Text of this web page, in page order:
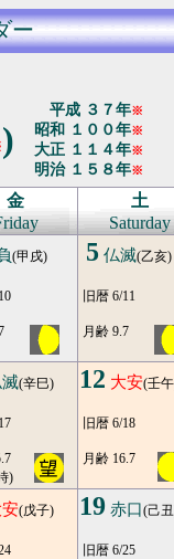
ー
)
平成 ３７年※
昭和 １００年※
大正 １１４年※
明治 １５８年※
金
土
Saturday
(甲戌) 5 仏滅(乙亥)
旧暦 6/11
月齢 9.7
(辛巳)
)
12 大安(壬
旧暦 6/18
月齢 16.7
(戊子) 19 赤口(己
旧暦 6/25